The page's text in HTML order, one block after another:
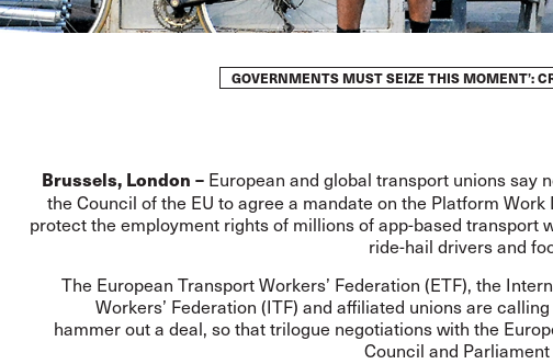
Brussels, London – European and global transport unions say
the Council of the EU to agree a mandate on the Platform
protect the employment rights of millions of app-based transport
ride-hail drivers and
The European Transport Workers’ Federation (ETF), the
Workers’ Federation (ITF) and affiliated unions are
hammer out a deal, so that trilogue negotiations with the
Council and